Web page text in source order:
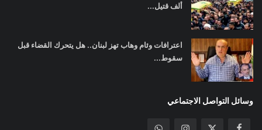
ألف قتيل...
اعترافات وئام وهاب تهز لبنان.. هل يتحرك القضاء قبل
سقوط...
وسائل التواصل الاجتماعي